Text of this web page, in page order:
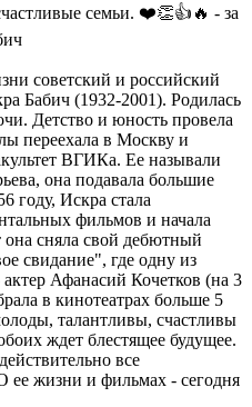
семьи. ❤️👏👍🔥 - за
советский и российский
Бабич (1932-2001). Родилась
Детство и юность провела
переехала в Москву и
ВГИКа. Ее называли
она подавала большие
году, Искра стала
фильмов и начала
сняла свой дебютный
свидание", где одну из
Афанасий Кочетков (на 3
в кинотеатрах больше 5
талантливы, счастливы
ждет блестящее будущее.
все
ее жизни и фильмах - сегодня